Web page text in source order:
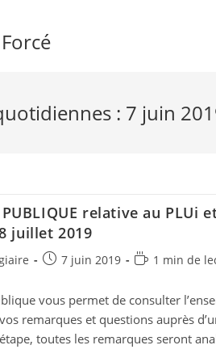
: 7 juin
PUBLIQUE relative au PLUi
juillet 2019
Publication
7 juin 2019
Temps
lecture :
1 min de
vous permet de consulter
remarques et questions auprès
toutes les remarques seront